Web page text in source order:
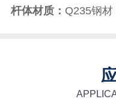
杆体材质： Q235钢材